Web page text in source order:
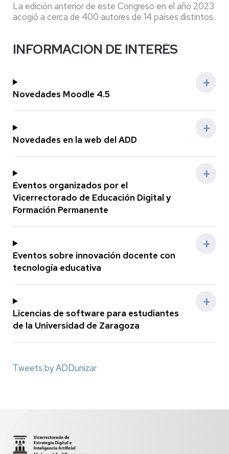
La edición anterior de este Congreso en el año 2023
acogió a cerca de 400 autores de 14 países distintos.
INFORMACIÓN DE INTERÉS
Novedades Moodle 4.5
Novedades en la web del ADD
Eventos organizados por el
Vicerrectorado de Educación Digital y
Formación Permanente
Eventos sobre innovación docente con
tecnología educativa
Licencias de software para estudiantes
de la Universidad de Zaragoza
Tweets by ADDunizar